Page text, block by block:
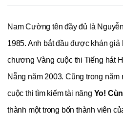
Nam Cường tên đầy đủ là
1985. Anh bắt đầu được khán giả
chương Vàng cuộc thi Tiếng hát
Nẵng năm 2003. Cũng trong năm
cuộc thi tìm kiếm tài năng Yo!
thành một trong bốn thành viên